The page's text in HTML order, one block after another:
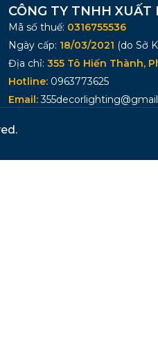
CÔNG TY TNHH XUẤT
Mã số thuế: 0316755536
Ngày cấp: 18/03/2021 (do Sở
Địa chỉ: 355 Tô Hiến Thành,
Hotline: 0963773625
Email: